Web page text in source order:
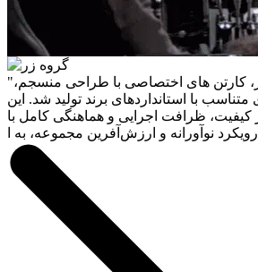
"در همکاری با گروه زر، کارتن های اختصاصی با طراحی منسجم،
با استانداردهای برند تولید شد. این
کیفیت، ظرافت اجرایی و هماهنگی کامل با